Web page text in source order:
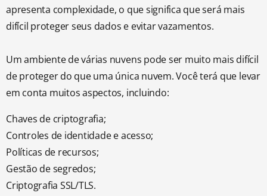
apresenta complexidade, o que significa que será mais
difícil proteger seus dados e evitar vazamentos.
Um ambiente de várias nuvens pode ser muito mais difícil
de proteger do que uma única nuvem. Você terá que levar
em conta muitos aspectos, incluindo:
Chaves de criptografia;
Controles de identidade e acesso;
Políticas de recursos;
Gestão de segredos;
Criptografia SSL/TLS.